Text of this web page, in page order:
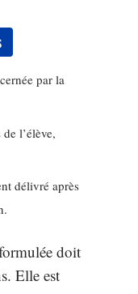
par la
l’élève,
délivré après
doit
Elle est